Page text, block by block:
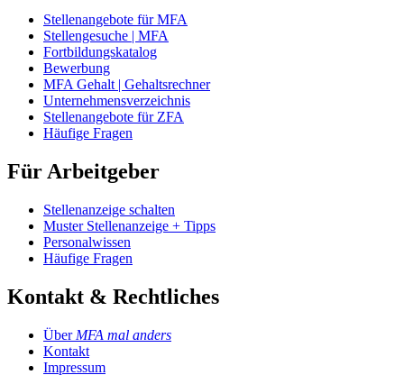
Stellenangebote für MFA
Stellengesuche | MFA
Fortbildungskatalog
Bewerbung
MFA Gehalt | Gehaltsrechner
Unternehmensverzeichnis
Stellenangebote für ZFA
Häufige Fragen
Für Arbeitgeber
Stellenanzeige schalten
Muster Stellenanzeige + Tipps
Personalwissen
Häufige Fragen
Kontakt & Rechtliches
Über MFA mal anders
Kontakt
Impressum